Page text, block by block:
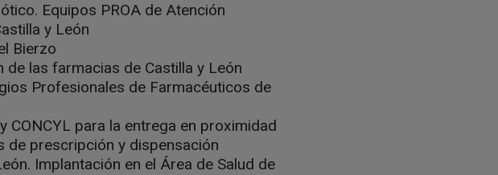
Equipos PROA de Atención
y León
Bierzo
de las farmacias de Castilla y León
Profesionales de Farmacéuticos de
CONCYL para la entrega en proximidad
de prescripción y dispensación
Implantación en el Área de Salud de